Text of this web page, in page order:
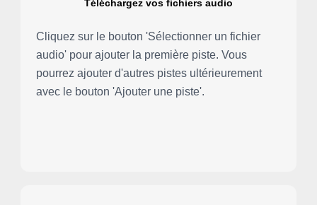
Téléchargez vos fichiers audio
Cliquez sur le bouton 'Sélectionner un fichier
audio' pour ajouter la première piste. Vous
pourrez ajouter d'autres pistes ultérieurement
avec le bouton 'Ajouter une piste'.